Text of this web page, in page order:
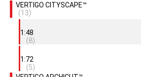
VERTIGO CITYSCAPE™
(13)
1:48
(8)
1:72
(5)